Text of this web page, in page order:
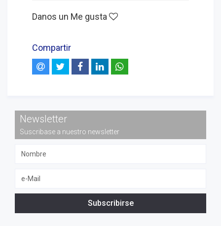
Danos un Me gusta
Compartir
Newsletter
Suscribase a nuestro newsletter
Subscribirse